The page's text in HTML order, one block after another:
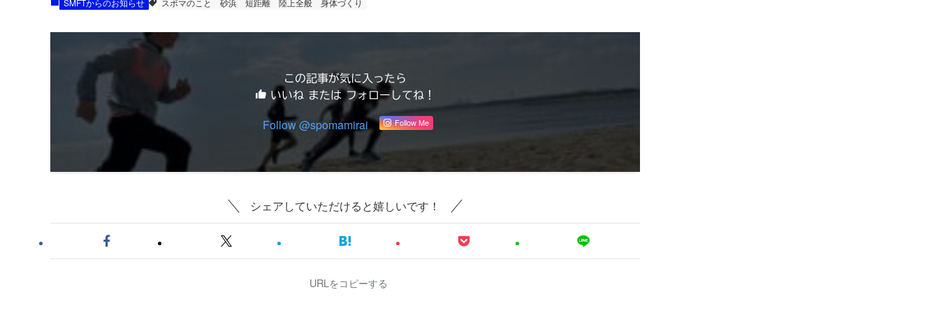
SMFTからのお知らせ スポマのこと 砂浜 短距離 陸上全般 身体づくり
この記事が気に入ったら
いいね または フォローしてね！
Follow @spomamirai Follow Me
シェアしていただけると嬉しいです！
URLをコピーする